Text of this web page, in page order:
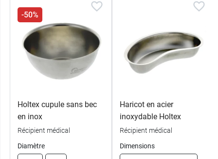
-50%
Holtex cupule sans bec
en inox
Récipient médical
Diamètre
Haricot en acier
inoxydable Holtex
Récipient médical
Dimensions